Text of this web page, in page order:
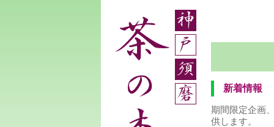
新着情報
期間限定企画
供します。